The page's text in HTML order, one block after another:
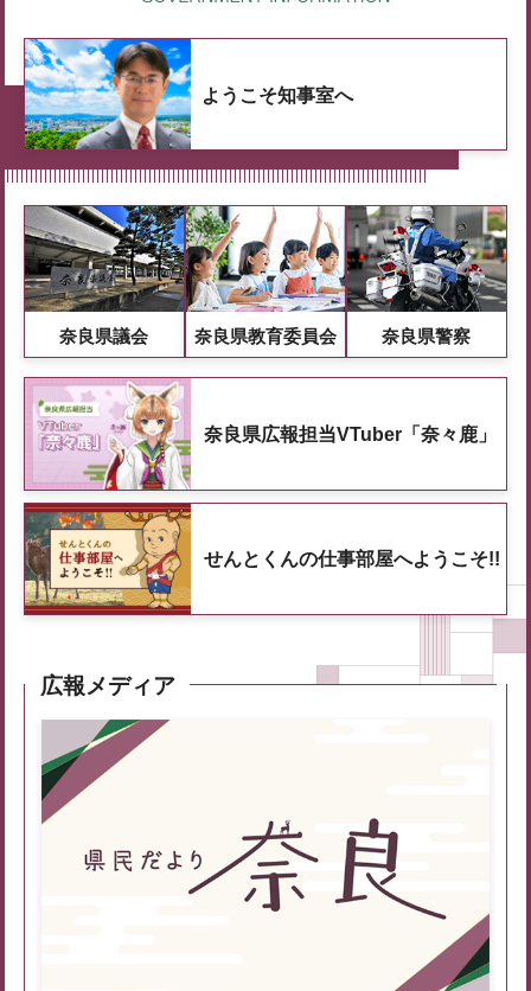
ようこそ知事室へ
奈良県議会 奈良県教育委員会 奈良県警察
奈良県広報担当VTuber「奈々鹿」
せんとくんの仕事部屋へようこそ!!
広報メディア